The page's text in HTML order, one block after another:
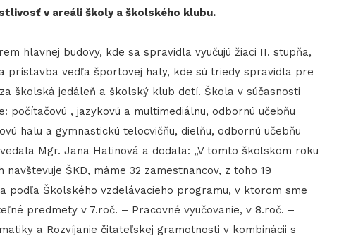
v areáli školy a školského klubu.
hlavnej budovy, kde sa spravidla vyučujú žiaci II. stupňa,
prístavba vedľa športovej haly, kde sú triedy spravidla pre
školská jedáleň a školský klub detí. Škola v súčasnosti
počítačovú , jazykovú a multimediálnu, odbornú učebňu
halu a gymnastickú telocvičňu, dielňu, odbornú učebňu
Mgr. Jana Hatinová a dodala: „V tomto školskom roku
navštevuje ŠKD, máme 32 zamestnancov, z toho 19
podľa Školského vzdelávacieho programu, v ktorom sme
predmety v 7.roč. – Pracovné vyučovanie, v 8.roč. –
a Rozvíjanie čitateľskej gramotnosti v kombinácii s